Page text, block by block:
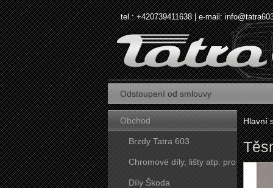
tel.: +420739411638 | e-mail:
Odstoupení od smlouvy
Obchod
Brzdy Tatra 603
Chromové díly, lišty atp. pro
vozy Tatra 603
Díly Škoda
Hlavní